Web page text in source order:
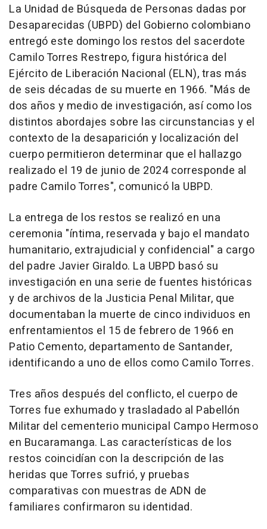
La Unidad de Búsqueda de Personas dadas por
Desaparecidas (UBPD) del Gobierno colombiano
entregó este domingo los restos del sacerdote
Camilo Torres Restrepo, figura histórica del
Ejército de Liberación Nacional (ELN), tras más
de seis décadas de su muerte en 1966. "Más de
dos años y medio de investigación, así como los
distintos abordajes sobre las circunstancias y el
contexto de la desaparición y localización del
cuerpo permitieron determinar que el hallazgo
realizado el 19 de junio de 2024 corresponde al
padre Camilo Torres", comunicó la UBPD.
La entrega de los restos se realizó en una
ceremonia "íntima, reservada y bajo el mandato
humanitario, extrajudicial y confidencial" a cargo
del padre Javier Giraldo. La UBPD basó su
investigación en una serie de fuentes históricas
y de archivos de la Justicia Penal Militar, que
documentaban la muerte de cinco individuos en
enfrentamientos el 15 de febrero de 1966 en
Patio Cemento, departamento de Santander,
identificando a uno de ellos como Camilo Torres.
Tres años después del conflicto, el cuerpo de
Torres fue exhumado y trasladado al Pabellón
Militar del cementerio municipal Campo Hermoso
en Bucaramanga. Las características de los
restos coincidían con la descripción de las
heridas que Torres sufrió, y pruebas
comparativas con muestras de ADN de
familiares confirmaron su identidad.